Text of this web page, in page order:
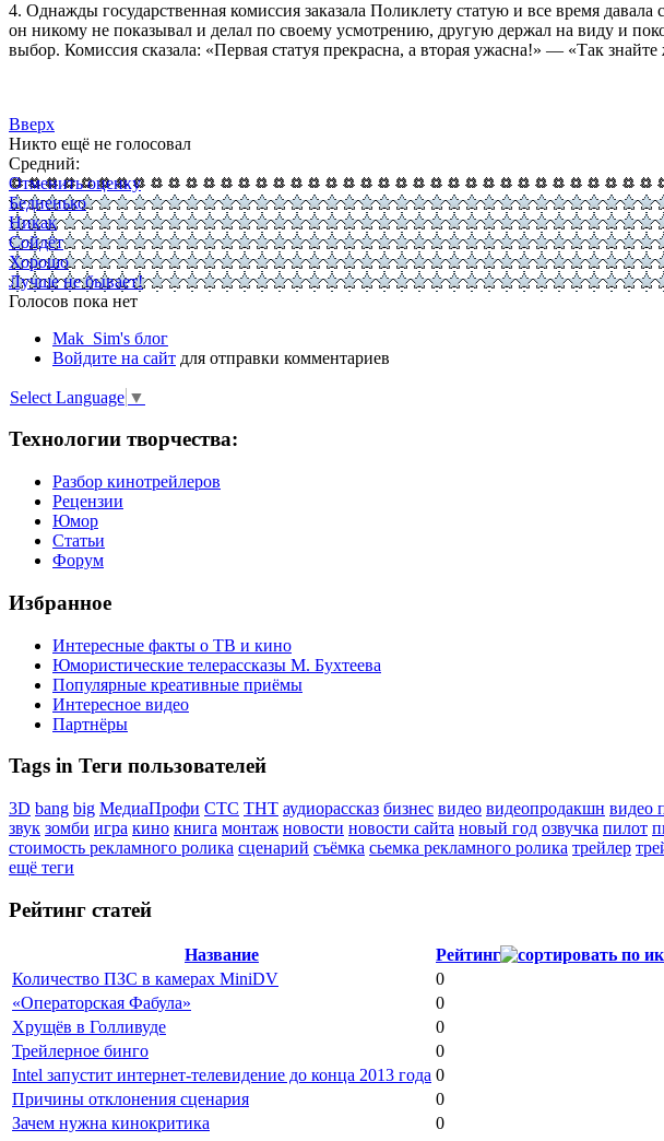
4. Однажды государственная комиссия заказала Поликлету статую и все время
он никому не показывал и делал по своему усмотрению, другую держал на виду и
выбор. Комиссия сказала: «Первая статуя прекрасна, а вторая ужасна!» — «Так
Вверх
Никто ещё не голосовал
Средний:
Отменить оценку
Бедненько
Никак
Сойдёт
Хорошо
Лучше не бывает!
Голосов пока нет
Mak_Sim's блог
Войдите на сайт для отправки комментариев
Select Language ▼
Технологии творчества:
Разбор кинотрейлеров
Рецензии
Юмор
Статьи
Форум
Избранное
Интересные факты о ТВ и кино
Юмористические телерассказы М. Бухтеева
Популярные креативные приёмы
Интересное видео
Партнёры
Tags in Теги пользователей
3D bang big МедиаПрофи СТС ТНТ аудиорассказ бизнес видео видеопродакшн видео
звук зомби игра кино книга монтаж новости новости сайта новый год озвучка пилот
стоимость рекламного ролика сценарий съёмка сьемка рекламного ролика трейлер
ещё теги
Рейтинг статей
Название
Рейтинг
Количество ПЗС в камерах MiniDV
0
«Операторская Фабула»
0
Хрущёв в Голливуде
0
Трейлерное бинго
0
Intel запустит интернет-телевидение до конца 2013 года 0
Причины отклонения сценария
0
Зачем нужна кинокритика
0